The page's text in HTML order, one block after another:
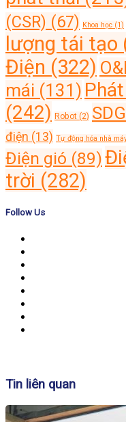
(CSR) (67) Khoa học (1)
lượng tái tạo
Điện (322)
mái (131)
(242) Robot (2)
điện (13) Tự động hóa nhà
Điện gió (89)
trời (282)
Follow Us
Tin liên quan